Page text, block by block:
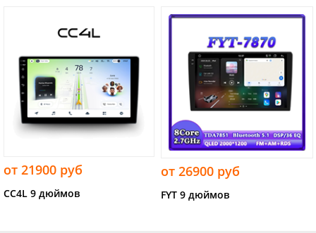
от 21900 руб
CC4L 9 дюймов
от 26900 руб
FYT 9 дюймов